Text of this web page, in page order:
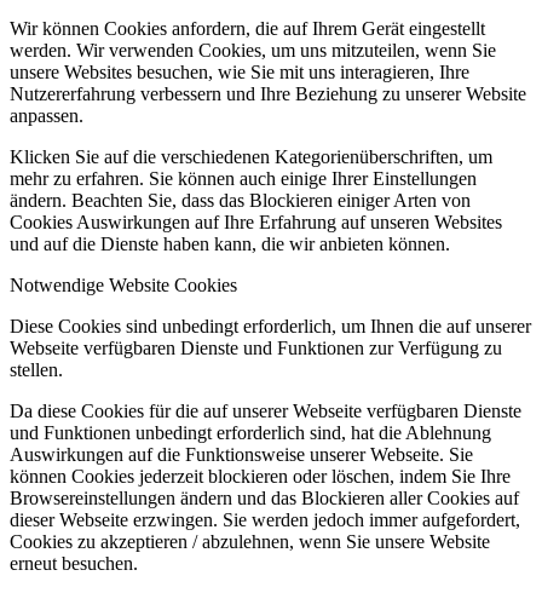
Wir können Cookies anfordern, die auf Ihrem Gerät eingestellt
werden. Wir verwenden Cookies, um uns mitzuteilen, wenn Sie
unsere Websites besuchen, wie Sie mit uns interagieren, Ihre
Nutzererfahrung verbessern und Ihre Beziehung zu unserer Website
anpassen.
Klicken Sie auf die verschiedenen Kategorienüberschriften, um
mehr zu erfahren. Sie können auch einige Ihrer Einstellungen
ändern. Beachten Sie, dass das Blockieren einiger Arten von
Cookies Auswirkungen auf Ihre Erfahrung auf unseren Websites
und auf die Dienste haben kann, die wir anbieten können.
Notwendige Website Cookies
Diese Cookies sind unbedingt erforderlich, um Ihnen die auf unserer
Webseite verfügbaren Dienste und Funktionen zur Verfügung zu
stellen.
Da diese Cookies für die auf unserer Webseite verfügbaren Dienste
und Funktionen unbedingt erforderlich sind, hat die Ablehnung
Auswirkungen auf die Funktionsweise unserer Webseite. Sie
können Cookies jederzeit blockieren oder löschen, indem Sie Ihre
Browsereinstellungen ändern und das Blockieren aller Cookies auf
dieser Webseite erzwingen. Sie werden jedoch immer aufgefordert,
Cookies zu akzeptieren / abzulehnen, wenn Sie unsere Website
erneut besuchen.